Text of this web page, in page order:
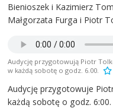
Bienioszek i Kazimierz
Małgorzata Furga i Piotr
Audycję przygotowują Piotr
w każdą sobotę o godz. 6.00.
Audycję przygotowuje
każdą sobotę o godz.